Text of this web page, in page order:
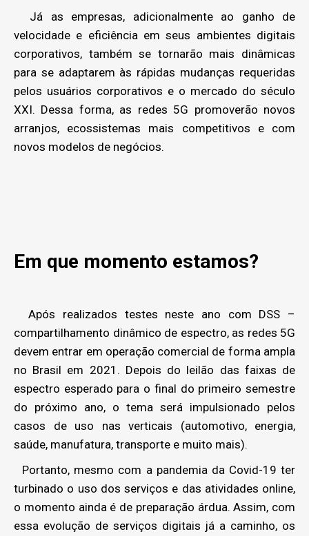
Já as empresas, adicionalmente ao ganho de
velocidade e eficiência em seus ambientes digitais
corporativos, também se tornarão mais dinâmicas
para se adaptarem às rápidas mudanças requeridas
pelos usuários corporativos e o mercado do século
XXI. Dessa forma, as redes 5G promoverão novos
arranjos, ecossistemas mais competitivos e com
novos modelos de negócios.
Em que momento estamos?
Após realizados testes neste ano com DSS –
compartilhamento dinâmico de espectro, as redes 5G
devem entrar em operação comercial de forma ampla
no Brasil em 2021. Depois do leilão das faixas de
espectro esperado para o final do primeiro semestre
do próximo ano, o tema será impulsionado pelos
casos de uso nas verticais (automotivo, energia,
saúde, manufatura, transporte e muito mais).
Portanto, mesmo com a pandemia da Covid-19 ter
turbinado o uso dos serviços e das atividades online,
o momento ainda é de preparação árdua. Assim, com
essa evolução de serviços digitais já a caminho, os